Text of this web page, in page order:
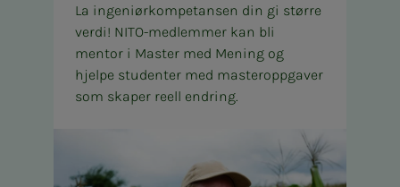
La ingeniørkompetansen din gi større
verdi! NITO-medlemmer kan bli
mentor i Master med Mening og
hjelpe studenter med masteroppgaver
som skaper reell endring.